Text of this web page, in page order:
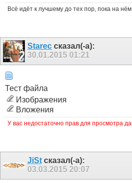
Всё идёт к лучшему до тех пор, пока на
Starec сказал(-а):
30.01.2015 01:21
Тест файла
Изображения
Вложения
У вас недостаточно прав для просмотра
JiSt сказал(-а):
03.03.2015 20:07